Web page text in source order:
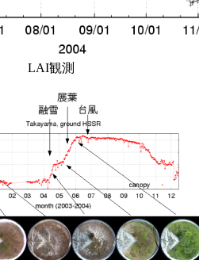
LAI観測